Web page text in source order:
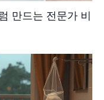
만드는 전문가 비